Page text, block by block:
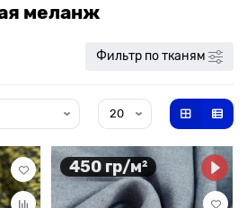
меланж
Фильтр по тканям
450 гр/м²